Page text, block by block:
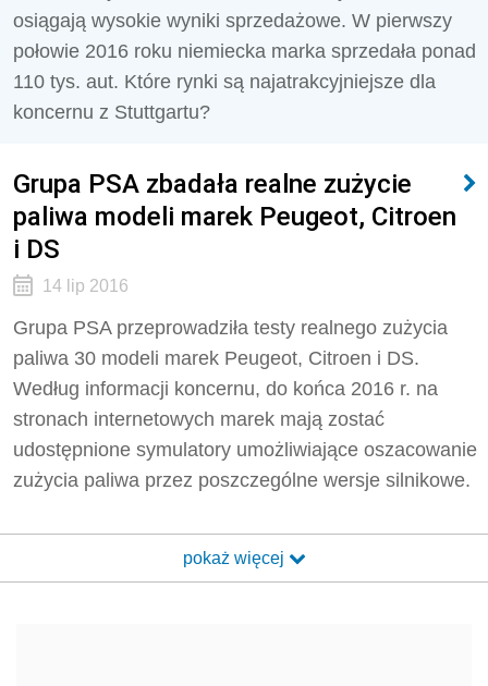
osiągają wysokie wyniki sprzedażowe. W pierwszy
połowie 2016 roku niemiecka marka sprzedała ponad
110 tys. aut. Które rynki są najatrakcyjniejsze dla
koncernu z Stuttgartu?
Grupa PSA zbadała realne zużycie
paliwa modeli marek Peugeot, Citroen
i DS
14 lip 2016
Grupa PSA przeprowadziła testy realnego zużycia
paliwa 30 modeli marek Peugeot, Citroen i DS.
Według informacji koncernu, do końca 2016 r. na
stronach internetowych marek mają zostać
udostępnione symulatory umożliwiające oszacowanie
zużycia paliwa przez poszczególne wersje silnikowe.
pokaż więcej